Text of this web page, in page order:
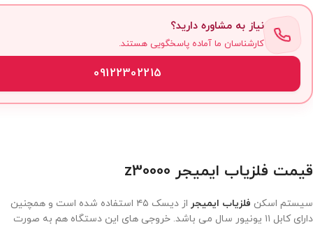
نیاز به مشاوره دارید؟
کارشناسان ما آماده پاسخگویی هستند.
09122302215
قیمت فلزیاب ایمیجر z30000
سیستم اسکن فلزیاب ایمیجر
از دیسک ۴۵ استفاده شده است و همچنین
دارای کابل ۱۱ یونیور سال می باشد. خروجی های این دستگاه هم به صورت